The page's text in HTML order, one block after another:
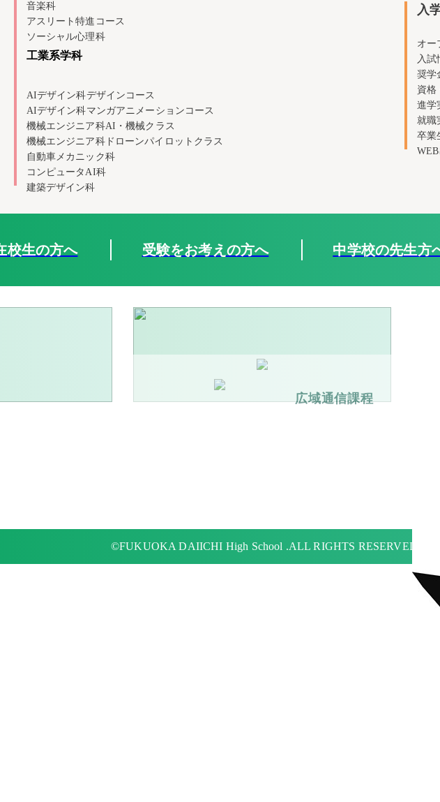
音楽科
アスリート特進コース
ソーシャル心理科
工業系学科
AIデザイン科デザインコース
AIデザイン科マンガアニメーションコース
機械エンジニア科AI・機械クラス
機械エンジニア科ドローンパイロットクラス
自動車メカニック科
コンピュータAI科
建築デザイン科
入
オー
入試
奨学
資格
進学
就職
卒業
校生の方へ 受験をお考えの方へ 中学校の先生方
広域通信課程
©FUKUOKA DAIICHI High School .ALL RIGHTS RESERVED.